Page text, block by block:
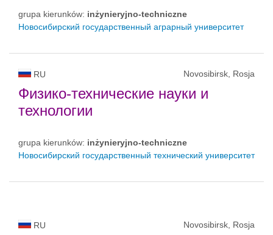
grupa kierunków: inżynieryjno-techniczne
Новосибирский государственный аграрный университет
RU Novosibirsk, Rosja
Физико-технические науки и
технологии
grupa kierunków: inżynieryjno-techniczne
Новосибирский государственный технический университет
RU Novosibirsk, Rosja